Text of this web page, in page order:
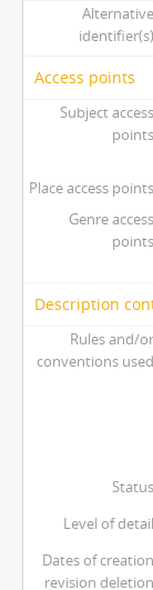
Alternative
identifier(s)
Access points
Subject access
points
Place access points
Genre access
points
Description
Rules and/or
conventions used
Status
Level of detail
Dates of creation
revision deletion